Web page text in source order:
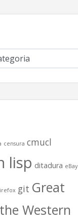
censura cmucl
lisp ditadura eBay
git Great
Western